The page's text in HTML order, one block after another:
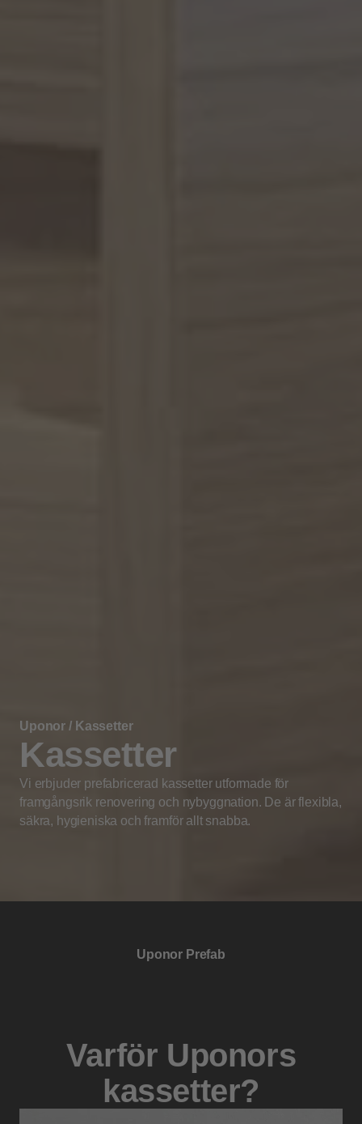
Uponor / Kassetter
Kassetter
Vi erbjuder prefabricerad kassetter utformade för
framgångsrik renovering och nybyggnation. De är flexibla,
säkra, hygieniska och framför allt snabba.
Uponor Prefab
Varför Uponors
kassetter?